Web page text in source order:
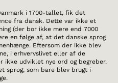
i 1700-tallet, fik det
fra dansk. Dette var ikke et
(der bor ikke mere end 7000
en følge af, at det danske sprog
Eftersom der ikke blev
i erhvervslivet eller af de
udviklet nye ord og begreber.
sprog, som bare blev brugt i